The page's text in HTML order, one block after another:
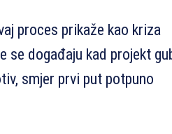
proces prikaže kao kriza
se događaju kad projekt
smjer prvi put potpuno